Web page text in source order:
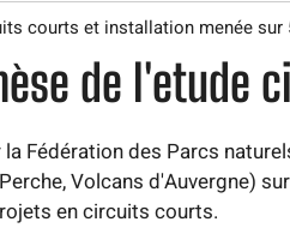
courts et installation menée sur
de l'etude
Fédération des Parcs
Volcans d'Auvergne)
en circuits courts.